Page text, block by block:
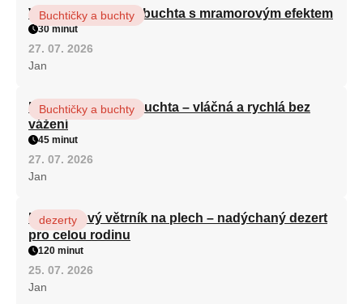
Vláčná olejová litá buchta s mramorovým efektem
Buchtičky a buchty
30 minut
27. 07. 2026
Jan
Hrnková maková buchta – vláčná a rychlá bez
vážení
Buchtičky a buchty
45 minut
27. 07. 2026
Jan
Karamelový větrník na plech – nadýchaný dezert
pro celou rodinu
dezerty
120 minut
25. 07. 2026
Jan